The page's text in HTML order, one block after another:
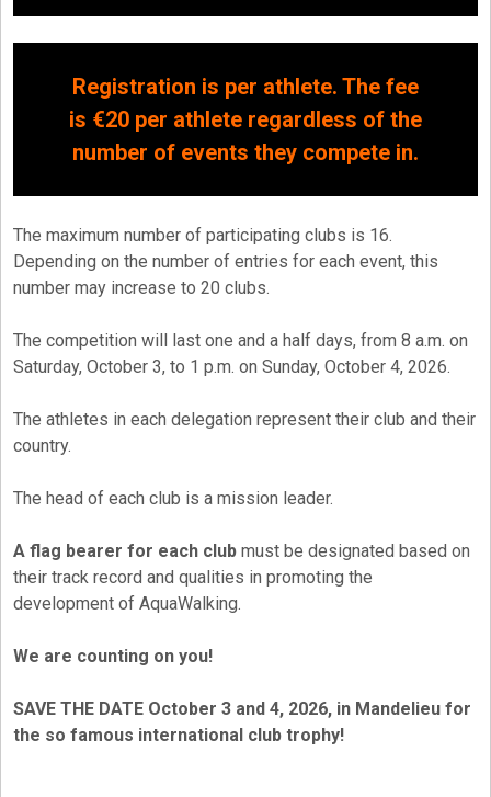
Registration is per athlete. The fee
is €20 per athlete regardless of the
number of events they compete in.
The maximum number of participating clubs is 16.
Depending on the number of entries for each event, this
number may increase to 20 clubs.
The competition will last one and a half days, from 8 a.m. on
Saturday, October 3, to 1 p.m. on Sunday, October 4, 2026.
The athletes in each delegation represent their club and their
country.
The head of each club is a mission leader.
A flag bearer for each club must be designated based on
their track record and qualities in promoting the
development of AquaWalking.
We are counting on you!
SAVE THE DATE October 3 and 4, 2026, in Mandelieu for
the so famous international club trophy!